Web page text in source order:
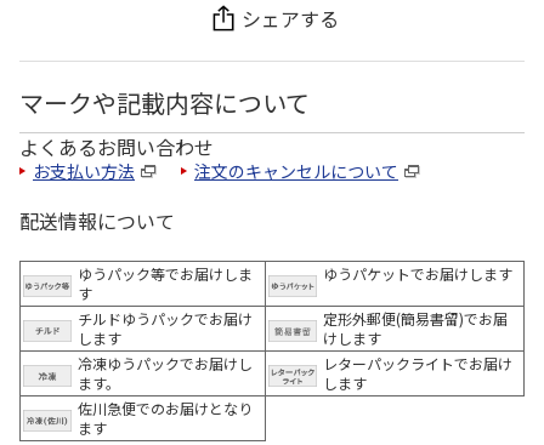
シェアする
マークや記載内容について
よくあるお問い合わせ
お支払い方法 注文のキャンセルについて
配送情報について
ゆうパック等でお届けしま
す
ゆうパケットでお届けします
チルドゆうパックでお届け
します
定形外郵便(簡易書留)でお届
けします
冷凍ゆうパックでお届けし
ます。
レターパックライトでお届け
します
佐川急便でのお届けとなり
ます